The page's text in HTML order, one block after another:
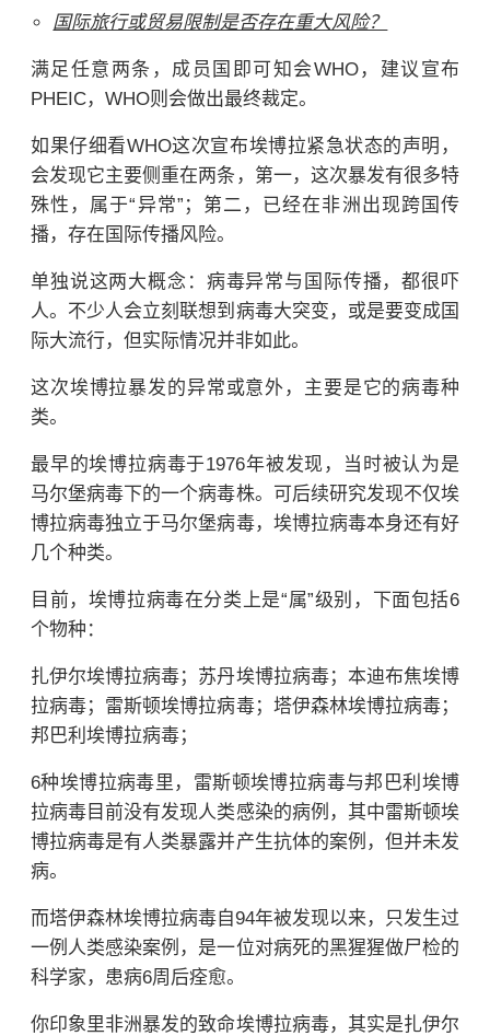
国际旅行或贸易限制是否存在重大风险？
满足任意两条，成员国即可知会WHO，建议宣布
PHEIC，WHO则会做出最终裁定。
如果仔细看WHO这次宣布埃博拉紧急状态的声明，
会发现它主要侧重在两条，第一，这次暴发有很多特
殊性，属于“异常”；第二，已经在非洲出现跨国传
播，存在国际传播风险。
单独说这两大概念：病毒异常与国际传播，都很吓
人。不少人会立刻联想到病毒大突变，或是要变成国
际大流行，但实际情况并非如此。
这次埃博拉暴发的异常或意外，主要是它的病毒种
类。
最早的埃博拉病毒于1976年被发现，当时被认为是
马尔堡病毒下的一个病毒株。可后续研究发现不仅埃
博拉病毒独立于马尔堡病毒，埃博拉病毒本身还有好
几个种类。
目前，埃博拉病毒在分类上是“属”级别，下面包括6
个物种：
扎伊尔埃博拉病毒； 苏丹埃博拉病毒； 本迪布焦埃博
拉病毒； 雷斯顿埃博拉病毒； 塔伊森林埃博拉病毒；
邦巴利埃博拉病毒；
6种埃博拉病毒里， 雷斯顿埃博拉病毒与邦巴利埃博
拉病毒目前没有发现人类感染的病例，其中雷斯顿埃
博拉病毒是有人类暴露并产生抗体的案例，但并未发
病。
而塔伊森林埃博拉病毒自94年被发现以来，只发生过
一例人类感染案例，是一位对病死的黑猩猩做尸检的
科学家，患病6周后痊愈。
你印象里非洲暴发的致命埃博拉病毒，其实是扎伊尔